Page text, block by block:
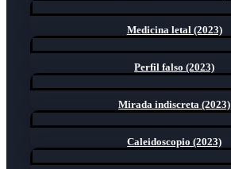
Medicina letal (2023)
Perfil falso (2023)
Mirada indiscreta (2023)
Caleidoscopio (2023)